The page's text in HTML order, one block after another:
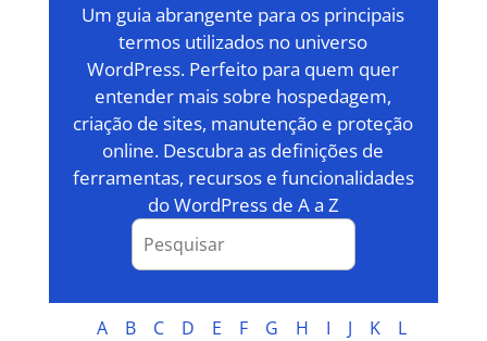
Um guia abrangente para os principais
termos utilizados no universo
WordPress. Perfeito para quem quer
entender mais sobre hospedagem,
criação de sites, manutenção e proteção
online. Descubra as definições de
ferramentas, recursos e funcionalidades
do WordPress de A a Z
A B C D E F G H I J K
L